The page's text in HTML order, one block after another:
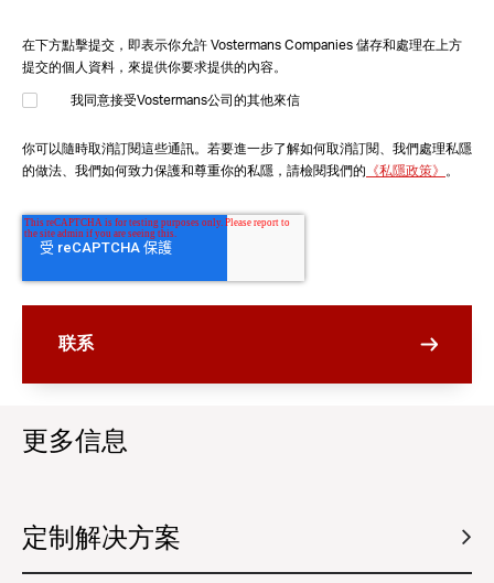
在下方點擊提交，即表示你允許 Vostermans Companies 儲存和處理在上方
提交的個人資料，來提供你要求提供的內容。
我同意接受Vostermans公司的其他來信
你可以隨時取消訂閱這些通訊。若要進一步了解如何取消訂閱、我們處理私隱
的做法、我們如何致力保護和尊重你的私隱，請檢閱我們的 《私隱政策》 。
更多信息
定制解决方案